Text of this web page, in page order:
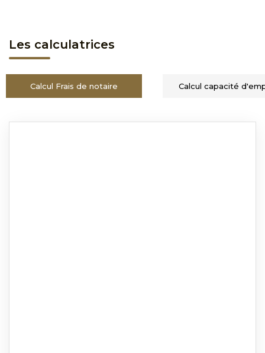
Les calculatrices
Calcul Frais de notaire Calcul capacité